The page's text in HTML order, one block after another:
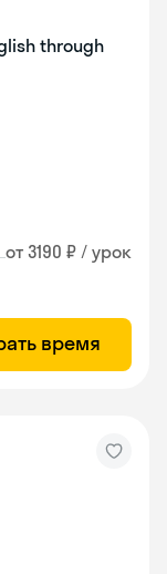
through
от 3190 ₽ / урок
время